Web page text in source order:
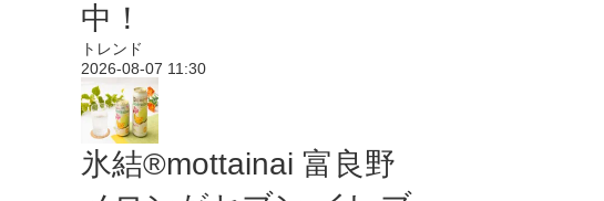
中！
トレンド
2026-08-07 11:30
氷結®mottainai 富良野